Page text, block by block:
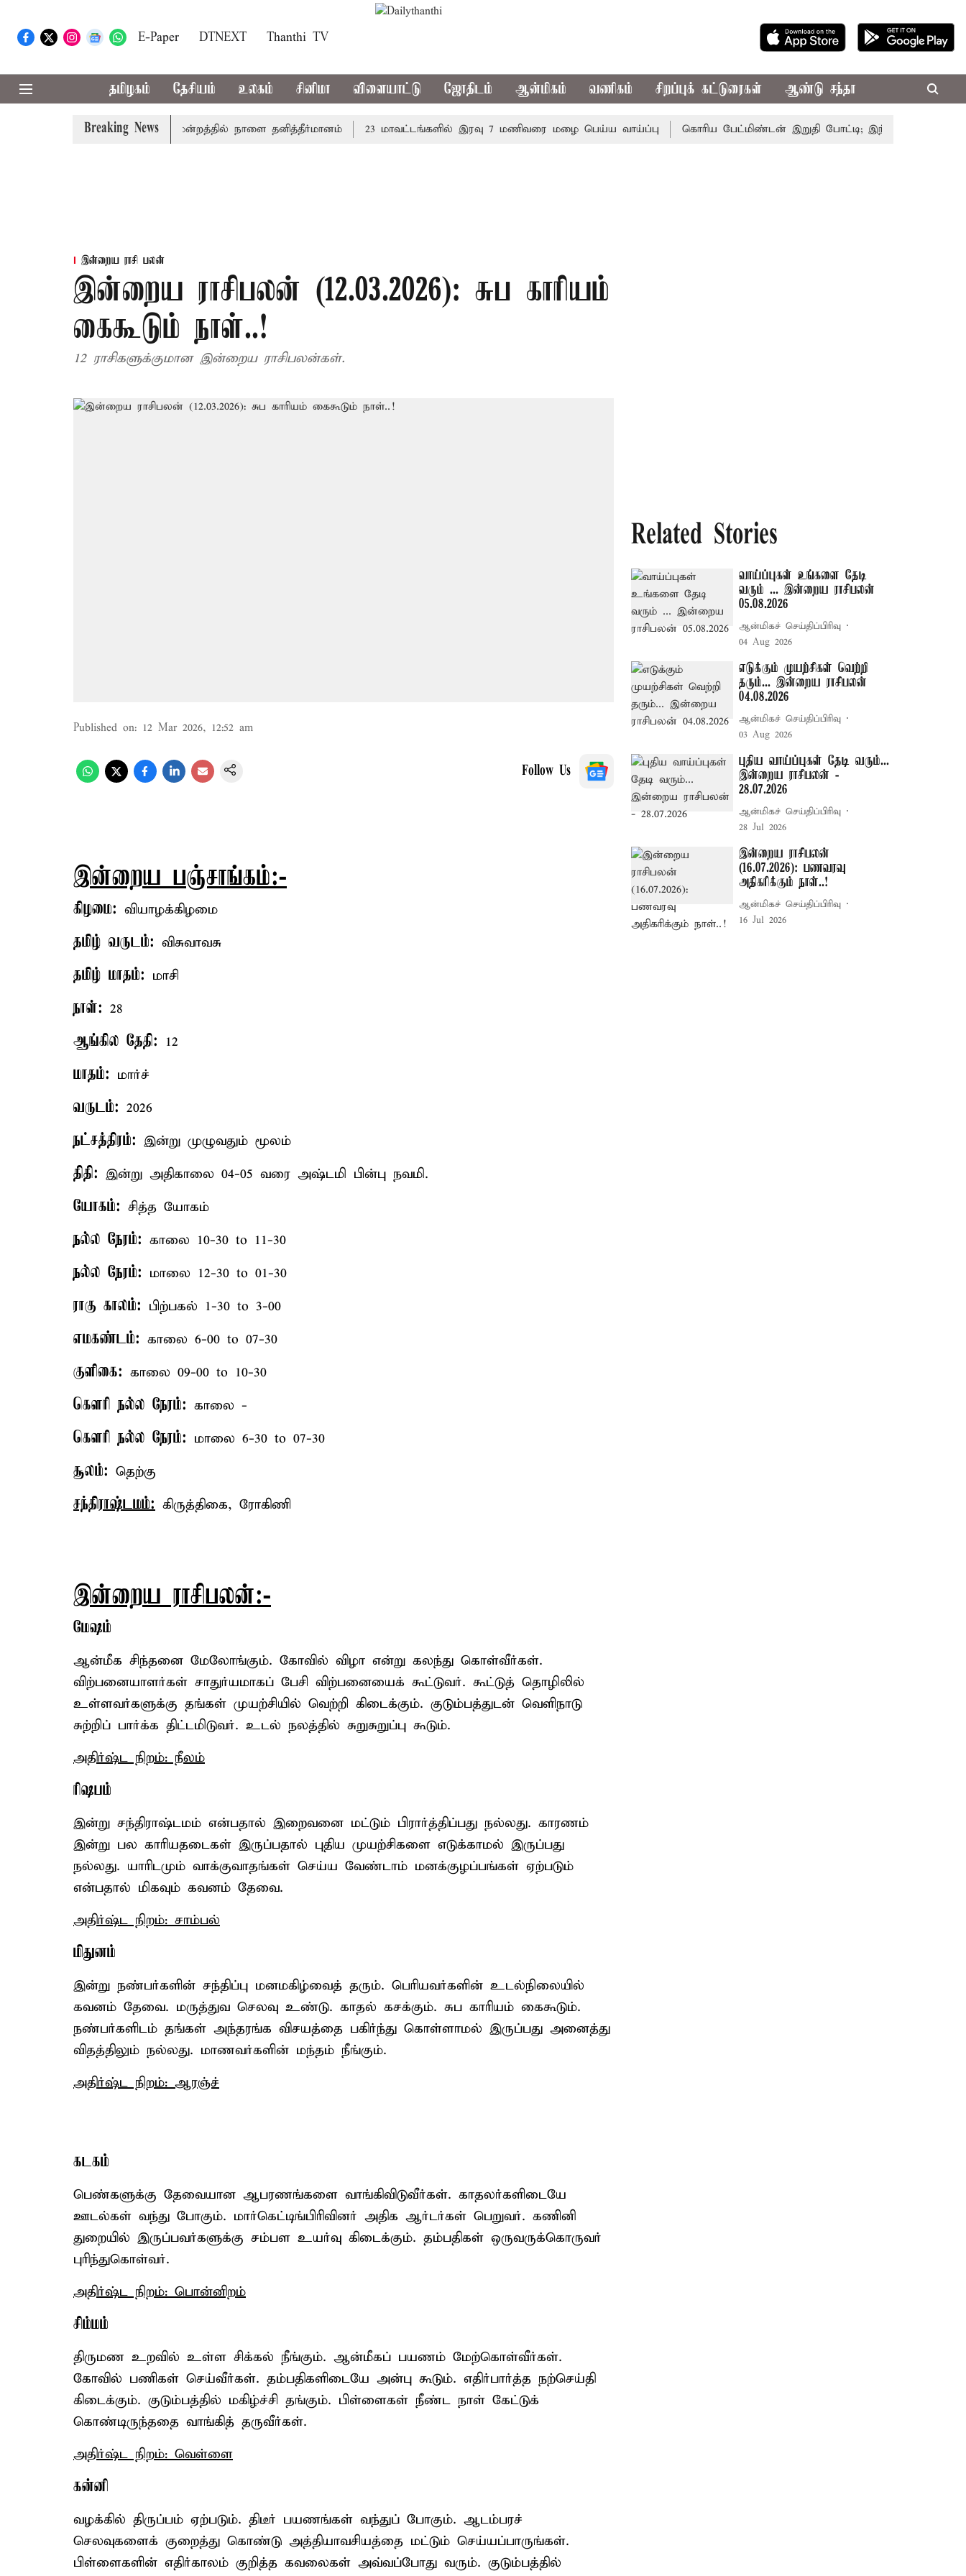
E-Paper DTNEXT Thanthi TV
தமிழகம் தேசியம் உலகம் சினிமா விளையாட்டு ஜோதிடம் ஆன்மிகம் வணிகம் சிறப்புக் கட்டுரைகள் ஆண்டு சந்தா
Breaking News
தமிழ்த்தாய் வாழ்த்து: சட்டமன்றத்தில் நாளை தனித்தீர்மானம் 23 மாவட்டங்களில் இரவு 7 மணிவரை மழை பெய்ய வாய்ப்பு கொரிய பேட்மிண்டன் இறுதி போட்டி; இந்திய வீராங்கனை
இன்றைய ராசி பலன்
இன்றைய ராசிபலன் (12.03.2026): சுப காரியம்
கைகூடும் நாள்..!
12 ராசிகளுக்குமான இன்றைய ராசிபலன்கள்.
Published on: 12 Mar 2026, 12:52 am
Follow Us
இன்றைய பஞ்சாங்கம்:-
கிழமை: வியாழக்கிழமை
தமிழ் வருடம்: விசுவாவசு
தமிழ் மாதம்: மாசி
நாள்: 28
ஆங்கில தேதி: 12
மாதம்: மார்ச்
வருடம்: 2026
நட்சத்திரம்: இன்று முழுவதும் மூலம்
திதி: இன்று அதிகாலை 04-05 வரை அஷ்டமி பின்பு நவமி.
யோகம்: சித்த யோகம்
நல்ல நேரம்: காலை 10-30 to 11-30
நல்ல நேரம்: மாலை 12-30 to 01-30
ராகு காலம்: பிற்பகல் 1-30 to 3-00
எமகண்டம்: காலை 6-00 to 07-30
குளிகை: காலை 09-00 to 10-30
கௌரி நல்ல நேரம்: காலை -
கௌரி நல்ல நேரம்: மாலை 6-30 to 07-30
சூலம்: தெற்கு
சந்திராஷ்டமம்: கிருத்திகை, ரோகிணி
இன்றைய ராசிபலன்:-
மேஷம்
ஆன்மீக சிந்தனை மேலோங்கும். கோவில் விழா என்று கலந்து கொள்வீர்கள்.
விற்பனையாளர்கள் சாதுர்யமாகப் பேசி விற்பனையைக் கூட்டுவர். கூட்டுத் தொழிலில்
உள்ளவர்களுக்கு தங்கள் முயற்சியில் வெற்றி கிடைக்கும். குடும்பத்துடன் வெளிநாடு
சுற்றிப் பார்க்க திட்டமிடுவர். உடல் நலத்தில் சுறுசுறுப்பு கூடும்.
அதிர்ஷ்ட நிறம்: நீலம்
ரிஷபம்
இன்று சந்திராஷ்டமம் என்பதால் இறைவனை மட்டும் பிரார்த்திப்பது நல்லது. காரணம்
இன்று பல காரியதடைகள் இருப்பதால் புதிய முயற்சிகளை எடுக்காமல் இருப்பது
நல்லது. யாரிடமும் வாக்குவாதங்கள் செய்ய வேண்டாம் மனக்குழப்பங்கள் ஏற்படும்
என்பதால் மிகவும் கவனம் தேவை.
அதிர்ஷ்ட நிறம்: சாம்பல்
மிதுனம்
இன்று நண்பர்களின் சந்திப்பு மனமகிழ்வைத் தரும். பெரியவர்களின் உடல்நிலையில்
கவனம் தேவை. மருத்துவ செலவு உண்டு. காதல் கசக்கும். சுப காரியம் கைகூடும்.
நண்பர்களிடம் தங்கள் அந்தரங்க விசயத்தை பகிர்ந்து கொள்ளாமல் இருப்பது அனைத்து
விதத்திலும் நல்லது. மாணவர்களின் மந்தம் நீங்கும்.
அதிர்ஷ்ட நிறம்: ஆரஞ்ச்
கடகம்
பெண்களுக்கு தேவையான ஆபரணங்களை வாங்கிவிடுவீர்கள். காதலர்களிடையே
ஊடல்கள் வந்து போகும். மார்கெட்டிங்பிரிவினர் அதிக ஆர்டர்கள் பெறுவர். கணினி
துறையில் இருப்பவர்களுக்கு சம்பள உயர்வு கிடைக்கும். தம்பதிகள் ஒருவருக்கொருவர்
புரிந்துகொள்வர்.
அதிர்ஷ்ட நிறம்: பொன்னிறம்
சிம்மம்
திருமண உறவில் உள்ள சிக்கல் நீங்கும். ஆன்மீகப் பயணம் மேற்கொள்வீர்கள்.
கோவில் பணிகள் செய்வீர்கள். தம்பதிகளிடையே அன்பு கூடும். எதிர்பார்த்த நற்செய்தி
கிடைக்கும். குடும்பத்தில் மகிழ்ச்சி தங்கும். பிள்ளைகள் நீண்ட நாள் கேட்டுக்
கொண்டிருந்ததை வாங்கித் தருவீர்கள்.
அதிர்ஷ்ட நிறம்: வெள்ளை
கன்னி
வழக்கில் திருப்பம் ஏற்படும். திடீர் பயணங்கள் வந்துப் போகும். ஆடம்பரச்
செலவுகளைக் குறைத்து கொண்டு அத்தியாவசியத்தை மட்டும் செய்யப்பாருங்கள்.
பிள்ளைகளின் எதிர்காலம் குறித்த கவலைகள் அவ்வப்போது வரும். குடும்பத்தில்
Related Stories
வாய்ப்புகள் உங்களை தேடி
வரும் ... இன்றைய ராசிபலன்
05.08.2026
ஆன்மிகச் செய்திப்பிரிவு
04 Aug 2026
எடுக்கும் முயற்சிகள் வெற்றி
தரும்... இன்றைய ராசிபலன்
04.08.2026
ஆன்மிகச் செய்திப்பிரிவு
03 Aug 2026
புதிய வாய்ப்புகள் தேடி வரும்...
இன்றைய ராசிபலன் -
28.07.2026
ஆன்மிகச் செய்திப்பிரிவு
28 Jul 2026
இன்றைய ராசிபலன்
(16.07.2026): பணவரவு
அதிகரிக்கும் நாள்..!
ஆன்மிகச் செய்திப்பிரிவு
16 Jul 2026